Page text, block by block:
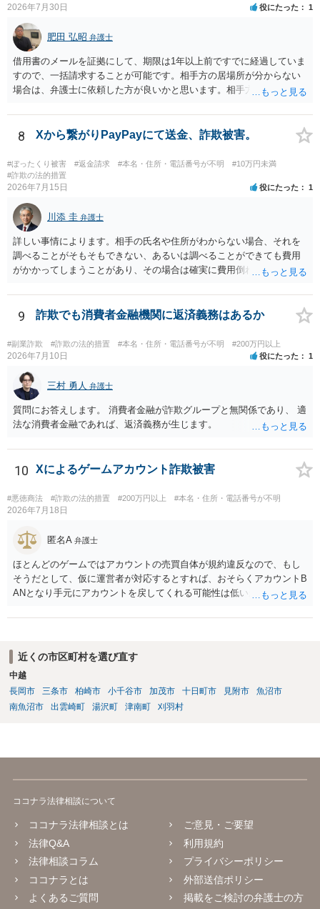
2026年7月30日 役にたった 1
肥田 弘昭 弁護士
借用書のメールを証拠にして、期限は1年以上前ですでに経過していま
すので、一括請求することが可能です。相手方の居場所が分からない
場合は、弁護士に依頼した方が良いかと思います。相手方の居場所が
さい。
8 Xから繋がりPayPayにて送金、詐欺被害。
#ぼったくり被害 #返金請求 #本名・住所・電話番号が不明
#10万円未満
#詐欺の法的措置
2026年7月15日 役にたった 1
川添 圭 弁護士
詳しい事情によります。相手の氏名や住所がわからない場合、それを
調べることがそもそもできない、あるいは調べることができても費用
がかかってしまうことがあり、その場合は確実に費用倒れになりそう
9 詐欺でも消費者金融機関に返済義務はあるか
#副業詐欺 #詐欺の法的措置 #本名・住所・電話番号が不明 #200万円以上
2026年7月10日 役にたった 1
三村 勇人 弁護士
質問にお答えします。 消費者金融が詐欺グループと無関係であり、 適
法な消費者金融であれば、返済義務が生じます。
10 Xによるゲームアカウント詐欺被害
#悪徳商法 #詐欺の法的措置 #200万円以上 #本名・住所・電話番号が不明
2026年7月18日
匿名A 弁護士
ほとんどのゲームではアカウントの売買自体が規約違反なので、もし
そうだとして、仮に運営者が対応するとすれば、おそらくアカウントB
ANとなり手元にアカウントを戻してくれる可能性は低いかもしれませ
絶）を食らう可能性があります。RMTが許されているゲーム（海外の
変わるかもしれませんが…
近くの市区町村を選び直す
中越
長岡市
三条市 柏崎市 小千谷市 加茂市 十日町市 見附市
魚沼市
南魚沼市
出雲崎町 湯沢町 津南町 刈羽村
ココナラ法律相談について
ココナラ法律相談とは
法律Q&A
法律相談コラム
ココナラとは
よくあるご質問
ご意見・ご要望
利用規約
プライバシーポリシー
外部送信ポリシー
掲載をご検討の弁護士の方